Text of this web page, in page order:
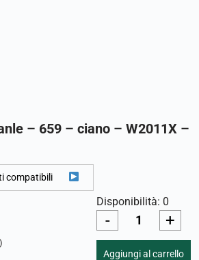
– 659 – ciano – W2011X –
compatibili
Disponibilità: 0
- +
Aggiungi al carrello